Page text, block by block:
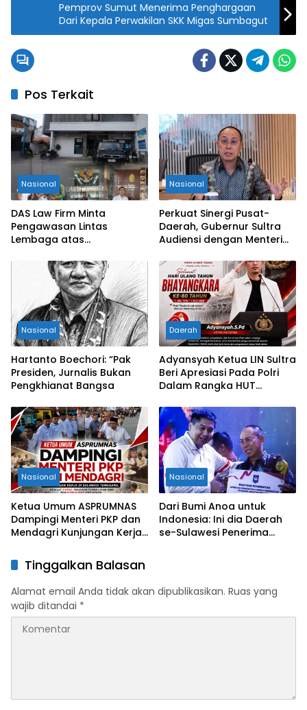
Pemprov Sumut Menerima Penghargaan
Dari Kepala Perwakilan SKK Migas Sumbagut
Pos Terkait
Nasional
DAS Law Firm Minta
Pengawasan Lintas
Lembaga atas
Objek Sengketa di
Pengadilan Negeri Jakarta
Nasional
Perkuat Sinergi Pusat-
Daerah, Gubernur Sultra
Audiensi dengan Menteri
Nasional
Hartanto Boechori: “Pak
Presiden, Jurnalis Bukan
Pengkhianat Bangsa
Daerah
Adyansyah Ketua LIN Sultra
Beri Apresiasi Pada Polri
Dalam Rangka HUT
Nasional
Ketua Umum ASPRUMNAS
Dampingi Menteri PKP dan
Mendagri Kunjungan Kerja
Program Rumah Layak Huni
dan Konsolidasi Organisasi
Nasional
Dari Bumi Anoa untuk
Indonesia: Ini dia Daerah
se-Sulawesi Penerima
Tinggalkan Balasan
Alamat email Anda tidak akan dipublikasikan. Ruas yang
wajib ditandai *